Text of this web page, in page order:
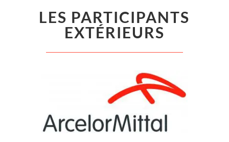
LES PARTICIPANTS
EXTÉRIEURS